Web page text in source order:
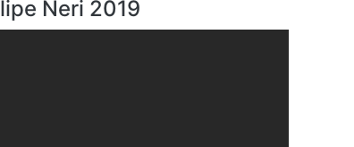
Neri 2019